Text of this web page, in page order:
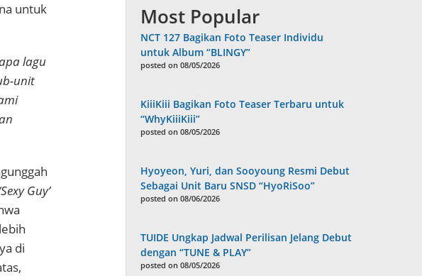
untuk
lagu
unit
Guy’
di
Most Popular
NCT 127 Bagikan Foto Teaser Individu
untuk Album “BLINGY”
posted on 08/05/2026
KiiiKiii Bagikan Foto Teaser Terbaru untuk
“WhyKiiiKiii”
posted on 08/05/2026
Hyoyeon, Yuri, dan Sooyoung Resmi Debut
Sebagai Unit Baru SNSD “HyoRiSoo”
posted on 08/06/2026
TUIDE Ungkap Jadwal Perilisan Jelang Debut
dengan “TUNE & PLAY”
posted on 08/05/2026